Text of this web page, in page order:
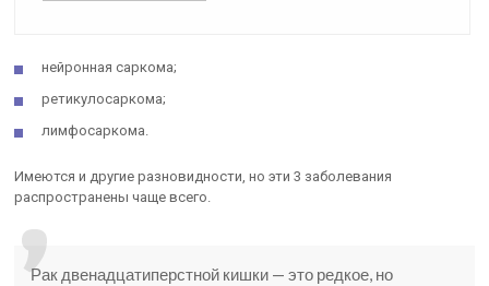
нейронная саркома;
ретикулосаркома;
лимфосаркома.
Имеются и другие разновидности, но эти 3 заболевания
распространены чаще всего.
Рак двенадцатиперстной кишки — это редкое, но